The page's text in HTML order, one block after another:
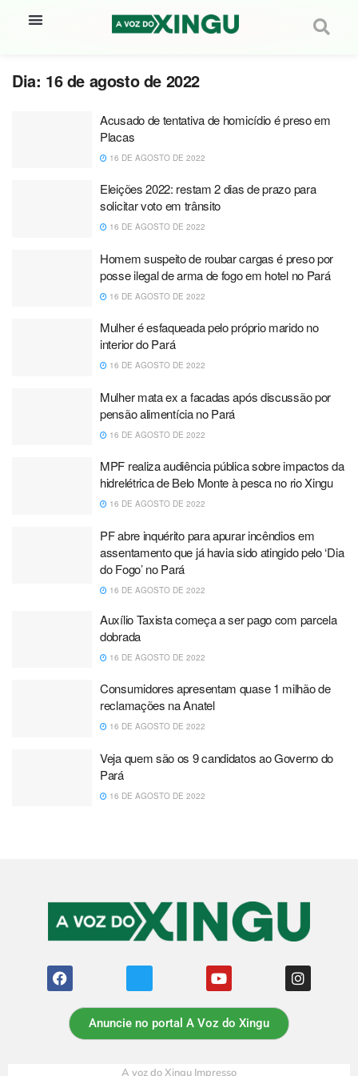
Dia: 16 de agosto de 2022
Acusado de tentativa de homicídio é preso em
Placas
16 DE AGOSTO DE 2022
Eleições 2022: restam 2 dias de prazo para
solicitar voto em trânsito
16 DE AGOSTO DE 2022
Homem suspeito de roubar cargas é preso por
posse ilegal de arma de fogo em hotel no Pará
16 DE AGOSTO DE 2022
Mulher é esfaqueada pelo próprio marido no
interior do Pará
16 DE AGOSTO DE 2022
Mulher mata ex a facadas após discussão por
pensão alimentícia no Pará
16 DE AGOSTO DE 2022
MPF realiza audiência pública sobre impactos da
hidrelétrica de Belo Monte à pesca no rio Xingu
16 DE AGOSTO DE 2022
PF abre inquérito para apurar incêndios em
assentamento que já havia sido atingido pelo ‘Dia
do Fogo’ no Pará
16 DE AGOSTO DE 2022
Auxílio Taxista começa a ser pago com parcela
dobrada
16 DE AGOSTO DE 2022
Consumidores apresentam quase 1 milhão de
reclamações na Anatel
16 DE AGOSTO DE 2022
Veja quem são os 9 candidatos ao Governo do
Pará
16 DE AGOSTO DE 2022
Anuncie no portal A Voz do Xingu
A voz do Xingu Impresso